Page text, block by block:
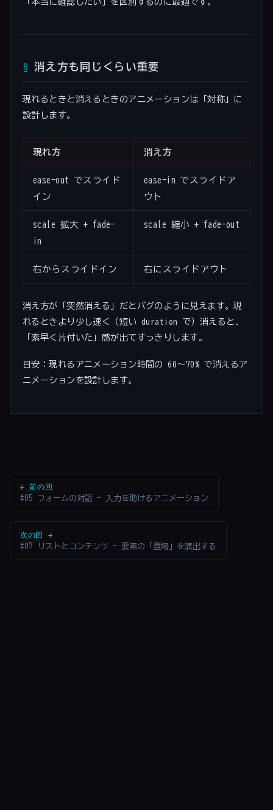
消え方も同じくらい重要
現れるときと消えるときのアニメーションは「対称」に
設計します。
現れ方 消え方
ease-out でスライド
イン
ease-in でスライドア
ウト
scale 拡大 + fade-
in
scale 縮小 + fade-out
右からスライドイン 右にスライドアウト
消え方が「突然消える」だとバグのように見えます。現
れるときより少し速く（短い duration で）消えると、
「素早く片付いた」感が出てすっきりします。
目安：現れるアニメーション時間の 60〜70% で消えるア
ニメーションを設計します。
← 前の回
#05 フォームの対話 — 入力を助けるアニメーション
次の回 →
#07 リストとコンテンツ — 要素の「登場」を演出する